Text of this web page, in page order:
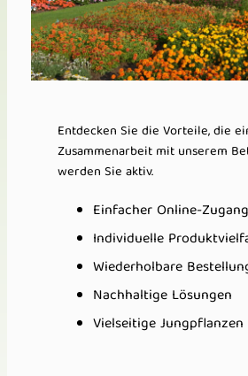
Entdecken Sie die Vorteile, die
Zusammenarbeit mit unserem
werden Sie aktiv.
Einfacher Online-Zugang
Individuelle
Wiederholbare
Nachhaltige Lösungen
Vielseitige Jungpflanzen